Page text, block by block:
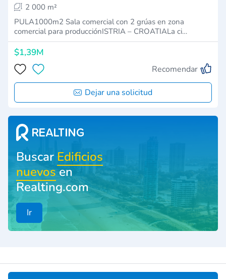
2 000 m²
PULA1000m2 Sala comercial con 2 grúas en zona
comercial para producciónISTRIA – CROATIALa ci…
$1,39M
Recomendar
Dejar una solicitud
Buscar Edificios
nuevosen
Realting.com
Ir